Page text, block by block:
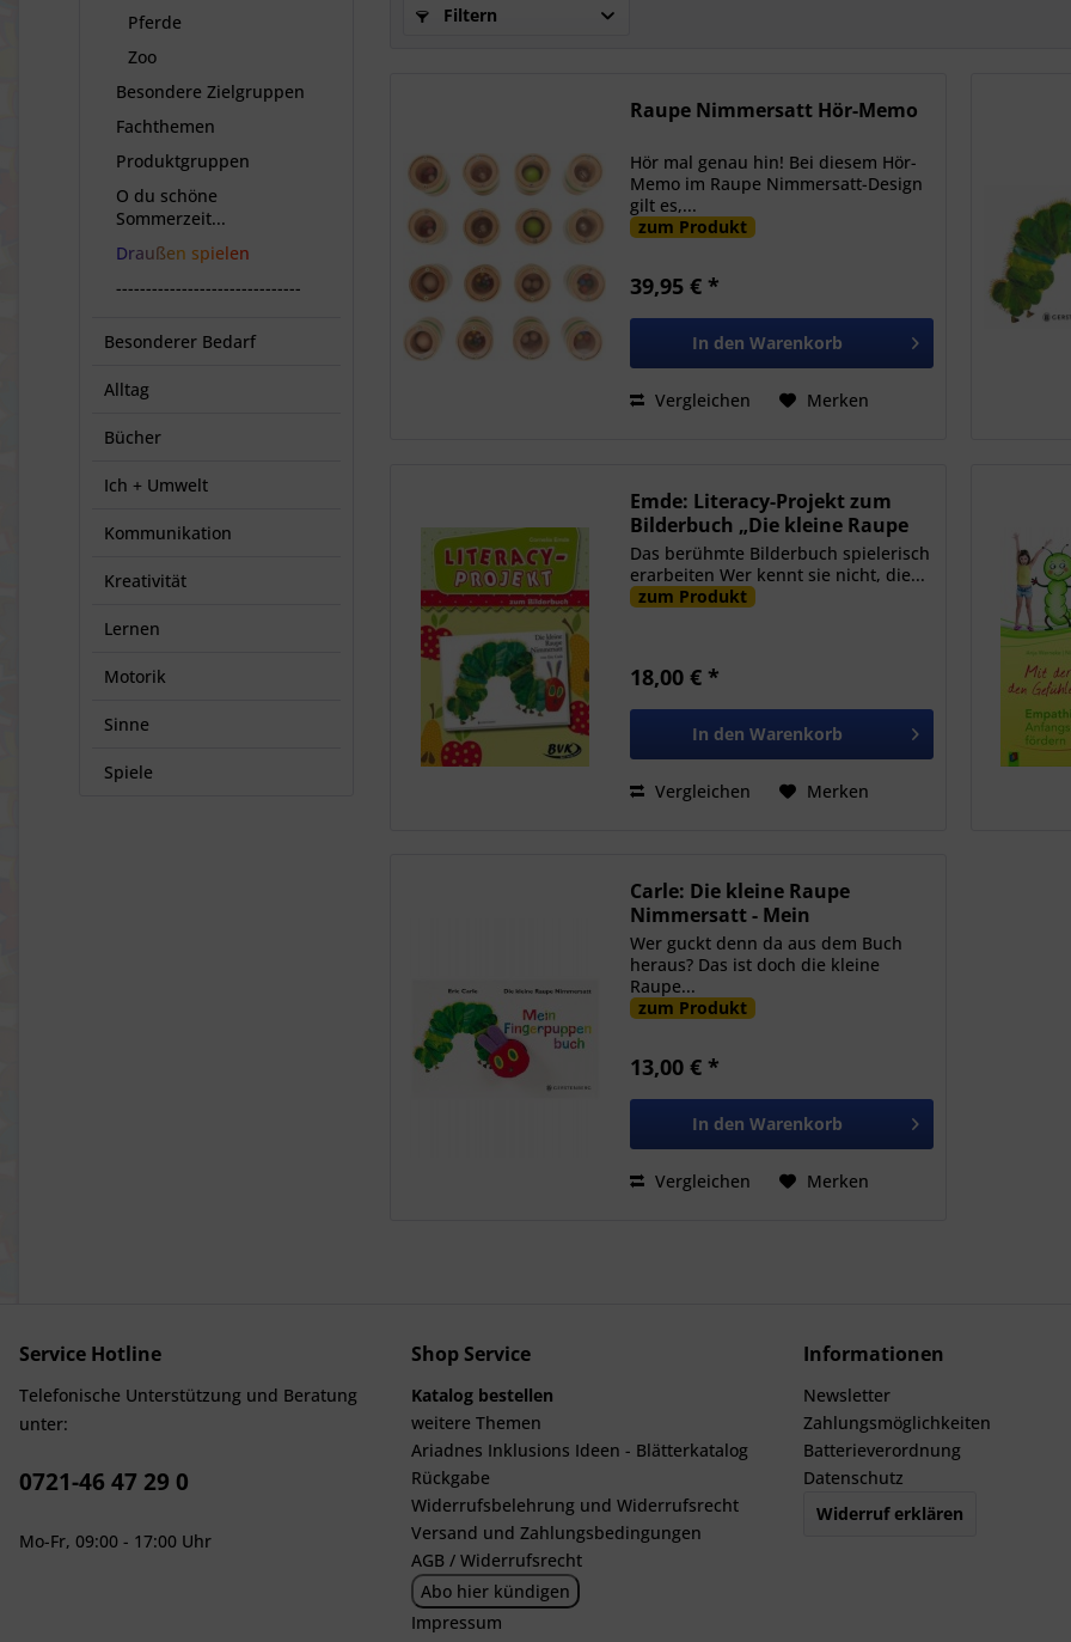
Pferde
Zoo
Besondere Zielgruppen
Fachthemen
Produktgruppen
O du schöne
Sommerzeit...
Draußen spielen
-------------------------------
Besonderer Bedarf
Alltag
Bücher
Ich + Umwelt
Kommunikation
Kreativität
Lernen
Motorik
Sinne
Spiele
Filtern
Raupe Nimmersatt Hör-Memo
Hör mal genau hin! Bei diesem Hör-
Memo im Raupe Nimmersatt-Design
gilt es,...
zum Produkt
39,95 € *
In den Warenkorb
Vergleichen Merken
Emde: Literacy-Projekt zum
Bilderbuch „Die kleine Raupe
Nimmersatt“
Das berühmte Bilderbuch spielerisch
erarbeiten Wer kennt sie nicht, die...
zum Produkt
18,00 € *
In den Warenkorb
Vergleichen Merken
Carle: Die kleine Raupe
Nimmersatt - Mein
Fingerpuppenbuch
Wer guckt denn da aus dem Buch
heraus? Das ist doch die kleine
Raupe...
zum Produkt
13,00 € *
In den Warenkorb
Vergleichen Merken
Service Hotline
Telefonische Unterstützung und Beratung
unter:
0721-46 47 29 0
Mo-Fr, 09:00 - 17:00 Uhr
Shop Service
Katalog bestellen
weitere Themen
Ariadnes Inklusions Ideen - Blätterkatalog
Rückgabe
Widerrufsbelehrung und Widerrufsrecht
Versand und Zahlungsbedingungen
AGB / Widerrufsrecht
Abo hier kündigen
Impressum
Informationen
Newsletter
Zahlungsmöglichkeiten
Batterieverordnung
Datenschutz
Widerruf erklären